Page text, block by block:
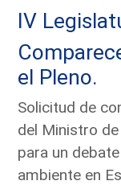
IV
el Pleno.
Solicitud de
del Ministro
para un
ambiente en